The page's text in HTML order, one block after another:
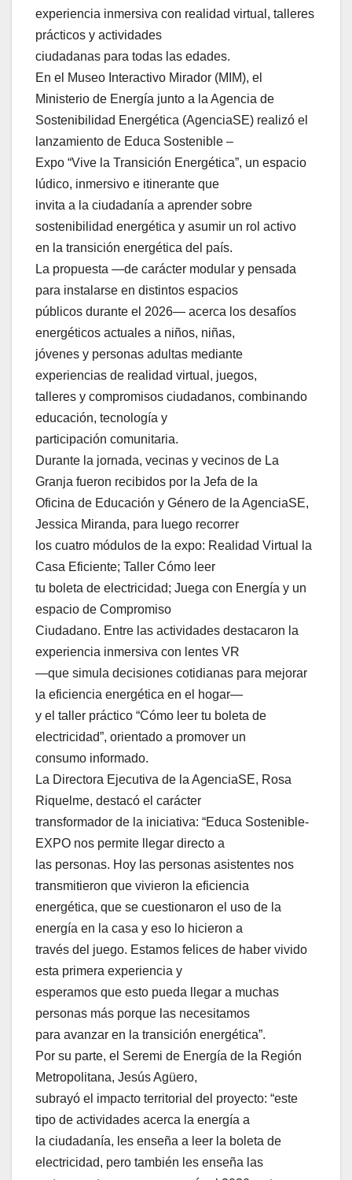
experiencia inmersiva con realidad virtual, talleres
prácticos y actividades
ciudadanas para todas las edades.
En el Museo Interactivo Mirador (MIM), el
Ministerio de Energía junto a la Agencia de
Sostenibilidad Energética (AgenciaSE) realizó el
lanzamiento de Educa Sostenible –
Expo “Vive la Transición Energética”, un espacio
lúdico, inmersivo e itinerante que
invita a la ciudadanía a aprender sobre
sostenibilidad energética y asumir un rol activo
en la transición energética del país.
La propuesta —de carácter modular y pensada
para instalarse en distintos espacios
públicos durante el 2026— acerca los desafíos
energéticos actuales a niños, niñas,
jóvenes y personas adultas mediante
experiencias de realidad virtual, juegos,
talleres y compromisos ciudadanos, combinando
educación, tecnología y
participación comunitaria.
Durante la jornada, vecinas y vecinos de La
Granja fueron recibidos por la Jefa de la
Oficina de Educación y Género de la AgenciaSE,
Jessica Miranda, para luego recorrer
los cuatro módulos de la expo: Realidad Virtual la
Casa Eficiente; Taller Cómo leer
tu boleta de electricidad; Juega con Energía y un
espacio de Compromiso
Ciudadano. Entre las actividades destacaron la
experiencia inmersiva con lentes VR
—que simula decisiones cotidianas para mejorar
la eficiencia energética en el hogar—
y el taller práctico “Cómo leer tu boleta de
electricidad”, orientado a promover un
consumo informado.
La Directora Ejecutiva de la AgenciaSE, Rosa
Riquelme, destacó el carácter
transformador de la iniciativa: “Educa Sostenible-
EXPO nos permite llegar directo a
las personas. Hoy las personas asistentes nos
transmitieron que vivieron la eficiencia
energética, que se cuestionaron el uso de la
energía en la casa y eso lo hicieron a
través del juego. Estamos felices de haber vivido
esta primera experiencia y
esperamos que esto pueda llegar a muchas
personas más porque las necesitamos
para avanzar en la transición energética”.
Por su parte, el Seremi de Energía de la Región
Metropolitana, Jesús Agüero,
subrayó el impacto territorial del proyecto: “este
tipo de actividades acerca la energía a
la ciudadanía, les enseña a leer la boleta de
electricidad, pero también les enseña las